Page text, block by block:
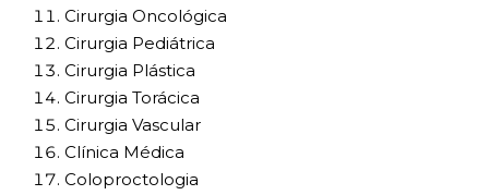
Cirurgia Oncológica
Cirurgia Pediátrica
Cirurgia Plástica
Cirurgia Torácica
Cirurgia Vascular
Clínica Médica
Coloproctologia